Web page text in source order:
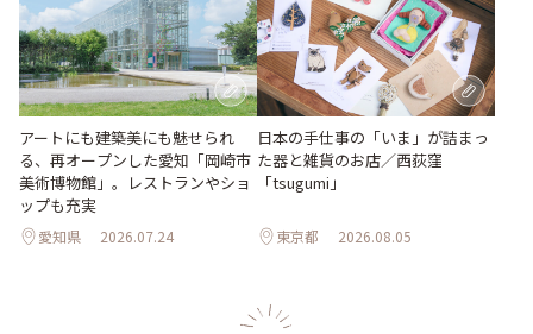
アートにも建築美にも魅せられ
る、再オープンした愛知「岡崎市
美術博物館」。レストランやショ
ップも充実
愛知県 2026.07.24
日本の手仕事の「いま」が詰まっ
た器と雑貨のお店／西荻窪
「tsugumi」
東京都 2026.08.05